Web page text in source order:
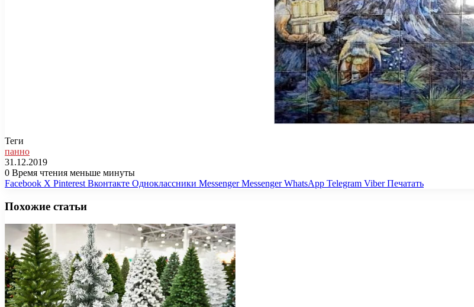
Теги
панно
31.12.2019
0 Время чтения меньше минуты
Facebook X Pinterest Вконтакте Одноклассники Messenger Messenger WhatsApp Telegram Viber Печатать
Похожие статьи